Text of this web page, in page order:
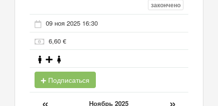
закончено
09 ноя 2025 16:30
6,60 €
Подписаться
Ноябрь 2025